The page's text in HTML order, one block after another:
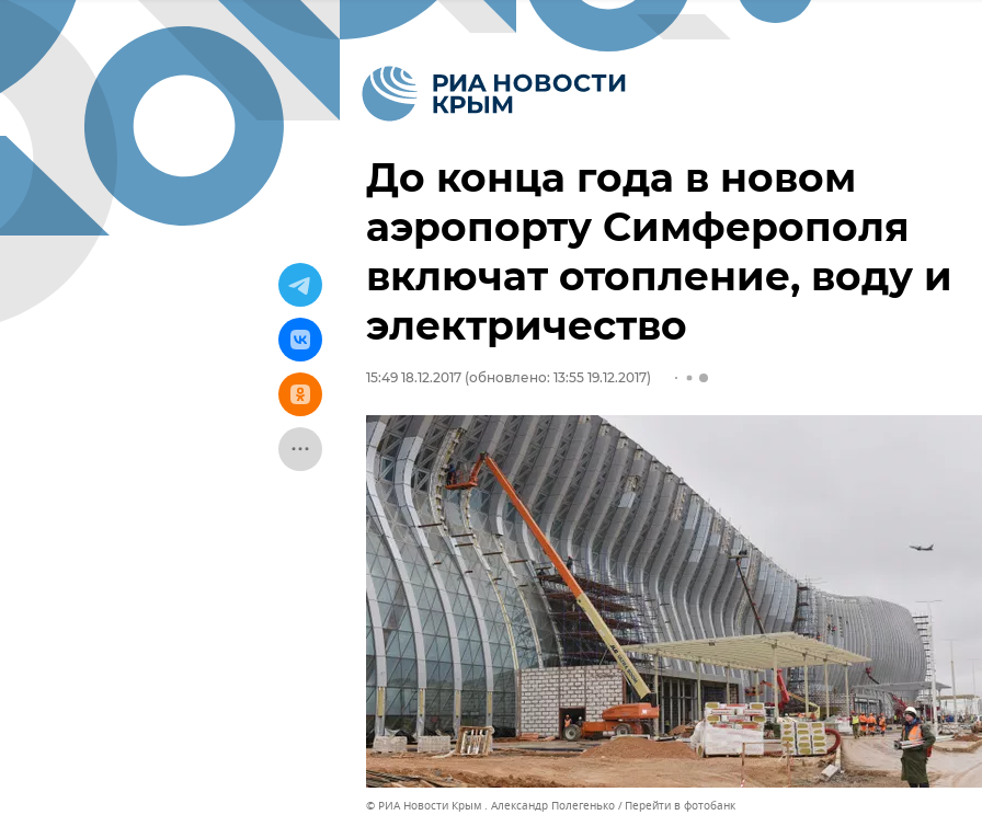
До конца года в новом
аэропорту Симферополя
включат отопление, воду и
электричество
15:49 18.12.2017 (обновлено: 13:55 19.12.2017)
© РИА Новости Крым . Александр Полегенько Перейти в фотобанк